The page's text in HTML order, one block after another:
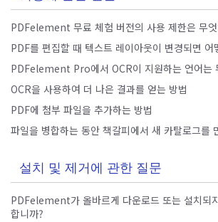
PDFelement 무료 체험 버전의 사용 제한은 무
PDF를 편집할 때 텍스트 레이아웃이 변경되면 어
PDFelement Pro에서 OCR이 지원하는 언어는
OCR을 사용하여 더 나은 결과를 얻는 방법
PDF에 첨부 파일을 추가하는 방법
파일을 병합하는 동안 책갈피에서 새 카탈로그를
설치 및 제거에 관한 질문
PDFelement가 올바르게 다운로드 또는 설치되
합니까?